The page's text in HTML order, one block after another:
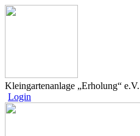
Kleingartenanlage „Erholung“ e.V.
Login